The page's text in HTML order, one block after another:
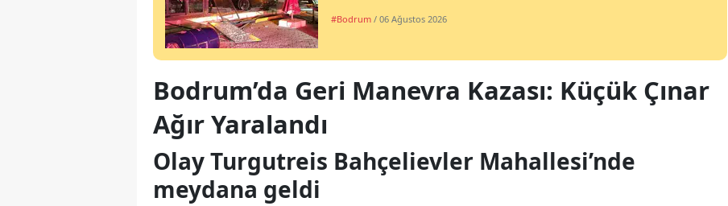
#Bodrum / 06 Ağustos 2026
Bodrum’da Geri Manevra Kazası: Küçük Çınar
Ağır Yaralandı
Olay Turgutreis Bahçelievler Mahallesi’nde
meydana geldi